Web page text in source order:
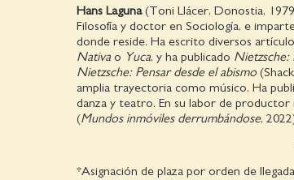
Hans Laguna(Toni Llácer, Donostia,
Filosofía y doctor en Sociología, e
donde reside. Ha escrito diversos
Nativao Yuca, y ha publicado Nietzsche:
Nietzsche: Pensar desde el abismo
amplia trayectoria como músico. Ha
danza y teatro. En su labor de
(Mundos inmóviles derrumbándose,
*Asignación de plaza por orden de